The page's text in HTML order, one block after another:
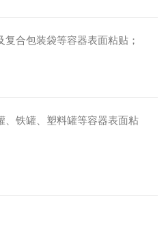
合包装袋等容器表面粘贴；
、铁罐、塑料罐等容器表面粘